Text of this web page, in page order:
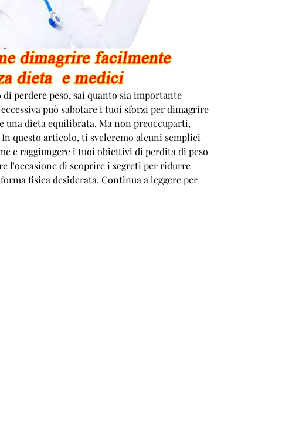
perdere peso, sai quanto sia importante
può sabotare i tuoi sforzi per dimagrire
una dieta equilibrata. Ma non preoccuparti,
questo articolo, ti sveleremo alcuni semplici
e raggiungere i tuoi obiettivi di perdita di peso
l'occasione di scoprire i segreti per ridurre
fisica desiderata. Continua a leggere per